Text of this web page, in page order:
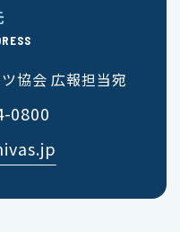
協会 広報担当宛
0800